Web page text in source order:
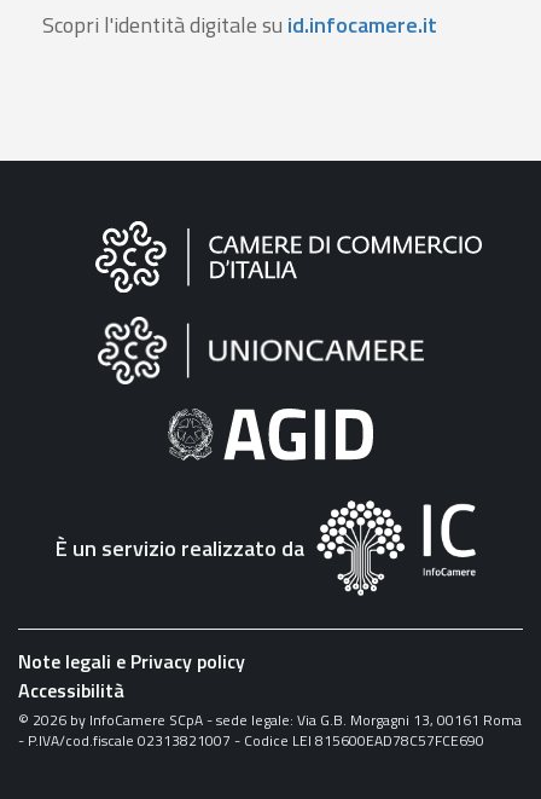
Scopri l'identità digitale su id.infocamere.it
Informazioni
"Fattura
Elettronica"
È un servizio realizzato da
Note legali e Privacy policy
Accessibilità
© 2026 by InfoCamere SCpA - sede legale: Via G.B. Morgagni 13, 00161 Roma
- P.IVA/cod.fiscale 02313821007 - Codice LEI 815600EAD78C57FCE690